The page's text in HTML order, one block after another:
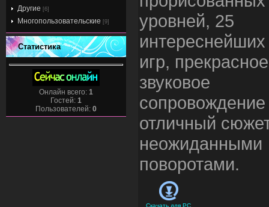
Другие [6]
Многопользовательские [9]
Статистика
Онлайн всего: 1
Гостей: 1
Пользователей: 0
уровней, 25
игр, прекрасное
звуковое
отличный
неожиданными
поворотами.